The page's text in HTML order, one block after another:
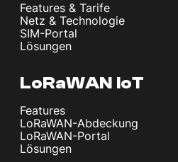
Features & Tarife
Netz & Technologie
SIM-Portal
Lösungen
LoRaWAN IoT
Features
LoRaWAN-Abdeckung
LoRaWAN-Portal
Lösungen